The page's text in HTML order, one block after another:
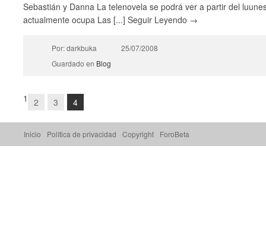
Sebastián y Danna La telenovela se podrá ver a partir del
actualmente ocupa Las [...] Seguir Leyendo →
Por: darkbuka
25/07/2008
Guardado en Blog
1 2 3 4
Inicio Política de privacidad Copyright ForoBeta